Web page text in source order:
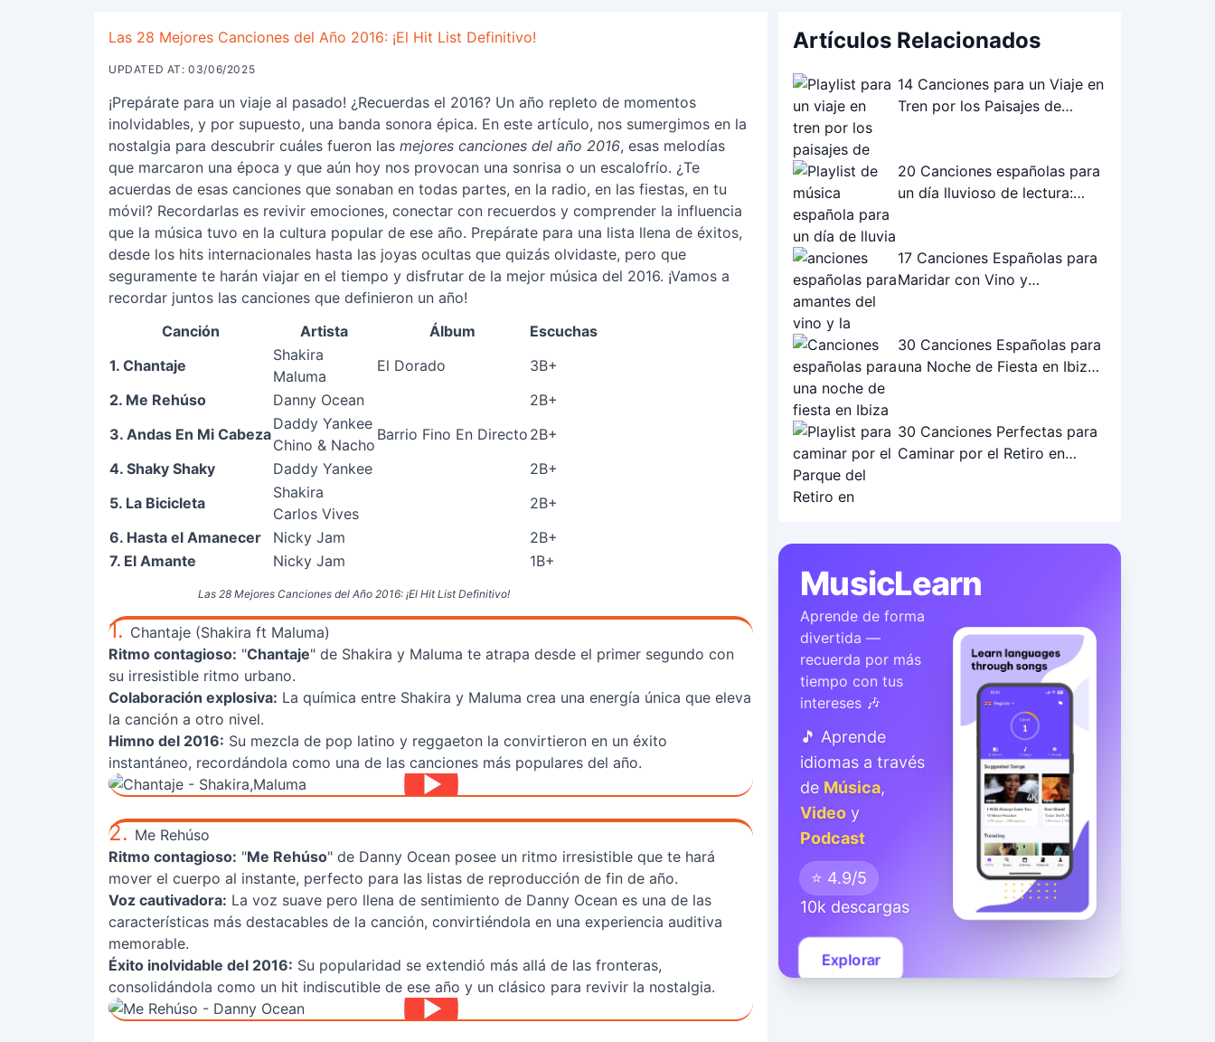
Las 28 Mejores Canciones del Año 2016: ¡El Hit List Definitivo!
UPDATED AT: 03/06/2025
¡Prepárate para un viaje al pasado! ¿Recuerdas el 2016? Un año repleto de momentos
inolvidables, y por supuesto, una banda sonora épica. En este artículo, nos sumergimos en la
nostalgia para descubrir cuáles fueron las mejores canciones del año 2016, esas melodías
que marcaron una época y que aún hoy nos provocan una sonrisa o un escalofrío. ¿Te
acuerdas de esas canciones que sonaban en todas partes, en la radio, en las fiestas, en tu
móvil? Recordarlas es revivir emociones, conectar con recuerdos y comprender la influencia
que la música tuvo en la cultura popular de ese año. Prepárate para una lista llena de éxitos,
desde los hits internacionales hasta las joyas ocultas que quizás olvidaste, pero que
seguramente te harán viajar en el tiempo y disfrutar de la mejor música del 2016. ¡Vamos a
recordar juntos las canciones que definieron un año!
Las 28 Mejores Canciones del Año 2016: ¡El Hit List Definitivo!
Canción Artista Álbum
Escuchas
1. Chantaje
Shakira
Maluma
El Dorado
3B+
2. Me Rehúso
Danny Ocean
2B+
3. Andas En Mi Cabeza
Daddy Yankee
Chino & Nacho
Barrio Fino En Directo 2B+
4. Shaky Shaky
Daddy Yankee
2B+
5. La Bicicleta
Shakira
Carlos Vives
2B+
6. Hasta el Amanecer
Nicky Jam
2B+
7. El Amante
Nicky Jam 1B+
1. Chantaje (Shakira ft Maluma)
Ritmo contagioso: "Chantaje" de Shakira y Maluma te atrapa desde el primer segundo con
su irresistible ritmo urbano.
Colaboración explosiva: La química entre Shakira y Maluma crea una energía única que eleva
la canción a otro nivel.
Himno del 2016: Su mezcla de pop latino y reggaeton la convirtieron en un éxito
instantáneo, recordándola como una de las canciones más populares del año.
2. Me Rehúso
Ritmo contagioso: "Me Rehúso" de Danny Ocean posee un ritmo irresistible que te hará
mover el cuerpo al instante, perfecto para las listas de reproducción de fin de año.
Voz cautivadora: La voz suave pero llena de sentimiento de Danny Ocean es una de las
características más destacables de la canción, convirtiéndola en una experiencia auditiva
memorable.
Éxito inolvidable del 2016: Su popularidad se extendió más allá de las fronteras,
consolidándola como un hit indiscutible de ese año y un clásico para revivir la nostalgia.
Artículos Relacionados
14 Canciones para un Viaje en
Tren por los Paisajes de
20 Canciones españolas para
un día lluvioso de lectura:
17 Canciones Españolas para
Maridar con Vino y
30 Canciones Españolas para
una Noche de Fiesta en Ibiza:
30 Canciones Perfectas para
Caminar por el Retiro en
MusicLearn
Aprende de forma
divertida —
recuerda por más
tiempo con tus
intereses 🎶
🎵 Aprende
idiomas a través
de Música,
Video y
Podcast
⭐ 4.9/5
10k descargas
Explorar